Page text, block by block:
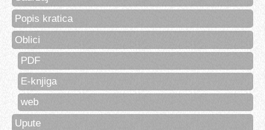
Popis kratica
Oblici
PDF
E-knjiga
web
Upute